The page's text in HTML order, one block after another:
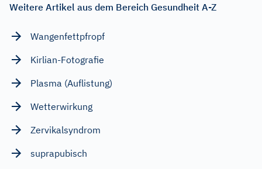
Weitere Artikel aus dem Bereich Gesundheit A-Z
Wangenfettpfropf
Kirlian-Fotografie
Plasma (Auflistung)
Wetterwirkung
Zervikalsyndrom
suprapubisch